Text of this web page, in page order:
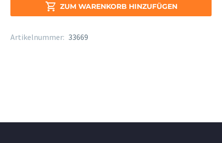
schwarz
 ZUM WARENKORB HINZUFÜGEN
Artikelnummer: 33669